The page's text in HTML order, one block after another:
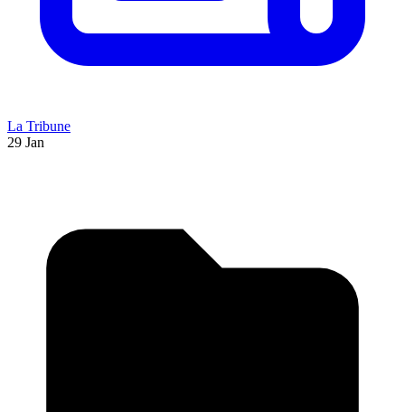
La Tribune
29 Jan